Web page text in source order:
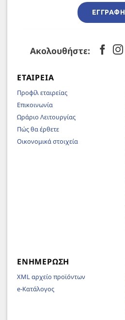
ΕΓΓΡΑΦΉ
Ακολουθήστε:
ΕΤΑΙΡΕΊΑ
Προφίλ εταιρείας
Επικοινωνία
Ωράριο Λειτουργίας
Πώς θα έρθετε
Οικονομικά στοιχεία
ΕΝΗΜΈΡΩΣΗ
XML αρχείο προϊόντων
e-Κατάλογος